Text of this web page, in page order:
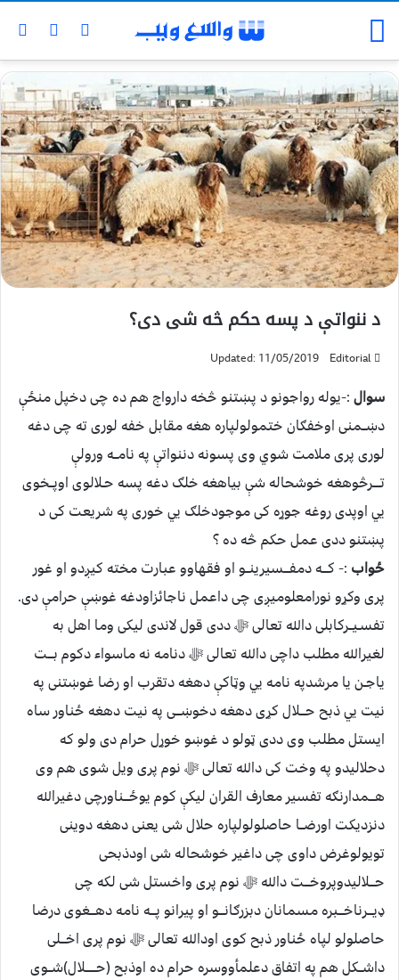
د ننواتې د پسه حکم څه شی دی؟
Editorial
Updated: 11/05/2019
سوال:-یوله رواجونو د پښتنو څخه دارواج هم ده چی دخپل منځې
دښــمنی اوخفګان ختمولولپاره هغه مقابل خفه لوری ته چی دغه
لوری پری ملامت شوي وی پسونه دننواتې په نامــه ورولې
تــــرڅوهغه خوشحاله شې بیاهغه خلګ دغه پسه حـلالوی اوپــخوی
يي اوپدی روغه جوړه کی موجودخلګ يي خوری په شریعت کی د
پښتنو ددی عمل حکم څه ده ؟
ځواب :- کـــه دمفـــسیرینــو او فقهاوو عبارت مخته کیږدو او غور
پری وکړو نورامعلومیږی چی داعمل ناجائزاودغه غوښې حرامې دی.
تفسـیــرکابلی دالله تعالی ﷻ ددی قول لاندی لیکی وما اهل به
لغیرالله مطلب داچی دالله تعالی ﷻ دنامه نه ماسواء دکوم بـــت
یاجـن یا مرشدپه نامه يي وټاکې دهغه دتقرب او رضا غوښتنی په
نیت يي ذبح حـــلال کړی دهغه دخوښـــی په نیت دهغه ځناور ساه
ایستل مطلب وی ددی ټولو د غوښو خوړل حرام دی ولو که
دحلالیدو په وخت کی دالله تعالی ﷻ نوم پری ویل شوی هم وی
هـــمدارنګه تفسیر معارف القران لیکې کوم یوځـــناورچی دغیرالله
دنزدیکت اورضــا حاصلولولپاره حلال شی یعنی دهغه دوینی
تویولوغرض داوی چی داغیر خوشحاله شی اودذبحی
حـــلالیدوپروخـــت دالله ﷻ نوم پری واخستل شی لکه چی
ډیـــرناخـــبره مسمانان دبزرګانـــو او پیرانو پـــه نامه دهـــغوی درضا
حاصلولو لپاه ځناور ذبح کوی اودالله تعالی ﷻ نوم پری اخـــلی
داشــکل هم په اتفاق دعلمأووسره حرام ده اوذبح (حــــــلال)شــوی